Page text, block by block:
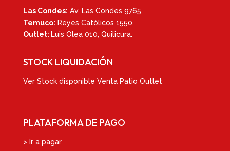
Las Condes: Av. Las Condes 9765
Temuco: Reyes Católicos 1550.
Outlet: Luis Olea 010, Quilicura.
STOCK LIQUIDACIÓN
Ver Stock disponible Venta Patio Outlet
PLATAFORMA DE PAGO
> Ir a pagar